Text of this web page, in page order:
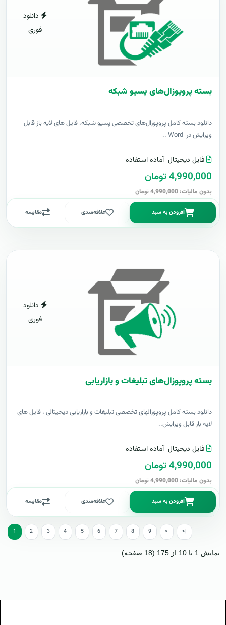
دانلود
فوری
بسته پروپوزال‌های پسیو شبکه
دانلود بسته کامل پروپوزال‌های تخصصی پسیو شبکه، فایل های لایه باز قابل
ویرایش در Word ..
فایل دیجیتال آماده استفاده
4,990,000 تومان
بدون مالیات: 4,990,000 تومان
افزودن به سبد علاقه‌مندی مقایسه
دانلود
فوری
بسته پروپوزال‌های تبلیغات و بازاریابی
دانلود بسته کامل پروپوزالهای تخصصی تبلیغات و بازاریابی دیجیتالی ، فایل های
لایه باز قابل ویرایش..
فایل دیجیتال آماده استفاده
4,990,000 تومان
بدون مالیات: 4,990,000 تومان
افزودن به سبد علاقه‌مندی مقایسه
1 2 3 4 5 6 7 8 9 > >|
نمایش 1 تا 10 از 175 (18 صفحه)